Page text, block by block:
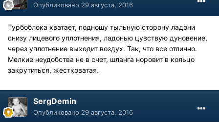
Опубликовано 29 августа, 2016
Турбоблока хватает, подношу тыльную сторону ладони
снизу лицевого уплотнения, ладонью цувствую дуновение,
через уплотнение выходит воздух. Так, что все отлично.
Мелкие неудобства не в счет, шланга норовит в кольцо
закрутиться, жестковатая.
SergDemin
Опубликовано 29 августа, 2016